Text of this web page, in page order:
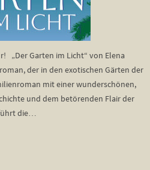
„Der Garten im Licht“ von Elena
der in den exotischen Gärten der
mit einer wunderschönen,
und dem betörenden Flair der
führt die…